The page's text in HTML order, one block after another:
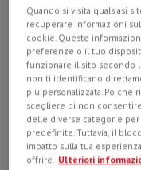
Simex offers a wide
loaders and
road maintenance,
paving.
PL COLD PLANERS
Designed for
for scarifying the
Simex cold planers
the self-leveling
adjustment on RH and
Quando si visita qualsiasi
recuperare informazioni
cookie. Queste
preferenze o il tuo
funzionare il sito secondo
non ti identificano
più personalizzata. Poiché
scegliere di non
delle diverse categorie
predefinite. Tuttavia, il
impatto sulla tua
offrire. Ulteriori